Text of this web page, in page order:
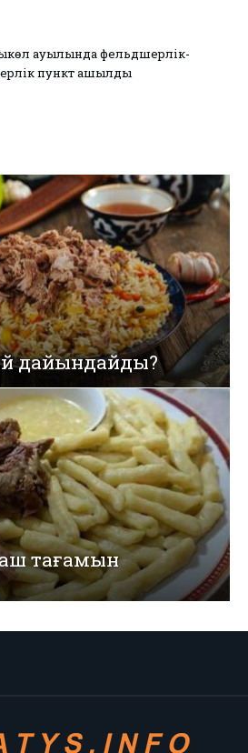
ауылында фельдшерлік-
пункт ашылды
дайындайды?
тағамын